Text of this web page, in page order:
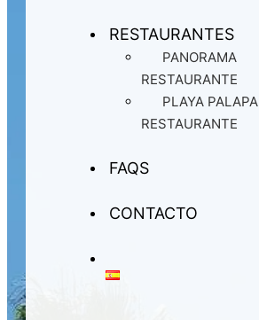
RESTAURANTES
PANORAMA
RESTAURANTE
PLAYA PALAPA
RESTAURANTE
FAQS
CONTACTO